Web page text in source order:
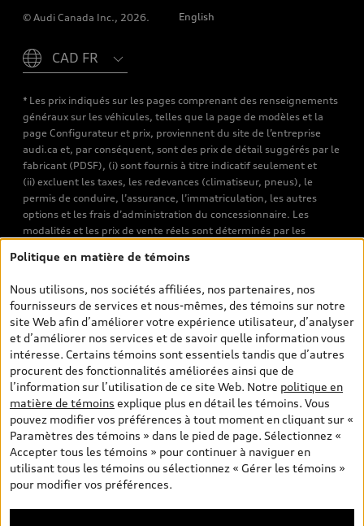
© Audi Canada Inc., 2026.
English
* Les prix indiqués sur les pages comprenant des renseignements
généraux sur les véhicules, telles que la page de modèles et la
page Configurateur et prix, proviennent du site de l’entreprise
audi.ca et, par conséquent, sont des prix de détail suggérés par le
fabricant (PDSF), (i) sont fournis à titre indicatif seulement et
(ii) excluent les taxes, les redevances (climatiseur, pneus), le
permis de conduire, l’assurance, l’immatriculation, les autres
options et les frais d’administration du concessionnaire. Les
modalités et les prix de vente réels sont déterminés par les
véhicules neufs et d’occasion sont les prix de vente établis par les
de transport et d’inspection de prélivraison, les taxes
environnementales (pour les véhicules neufs) et les frais
d’administration des concessionnaires. Toutefois, les taxes de
vente sont exclues. Veuillez noter que les prix de l’estimateur de
versements sont des PDSF s’il a été consulté au moyen de l’onglet
Configurateur et prix (à titre indicatif). Toutefois, s’il a été
consulté à partir des pages de recherche de véhicules neufs et
d’occasion, les prix indiqués sont des prix de vente (prix de vente
réels). Sur les pages de renseignements généraux sur les
véhicules, les modèles sont montrés à titre indicatif seulement,
avec des caractéristiques qui peuvent ne pas être offertes sur les
modèles canadiens. Malgré les efforts déployés pour assurer
l’exactitude de ces renseignements, des erreurs peuvent survenir
et la disponibilité peut changer; veuillez donc visiter votre
Politique en matière de témoins
Nous utilisons, nos sociétés affiliées, nos partenaires, nos
fournisseurs de services et nous-mêmes, des témoins sur notre
site Web afin d’améliorer votre expérience utilisateur, d’analyser
et d’améliorer nos services et de savoir quelle information vous
intéresse. Certains témoins sont essentiels tandis que d’autres
procurent des fonctionnalités améliorées ainsi que de
l’information sur l’utilisation de ce site Web. Notre politique en
matière de témoins explique plus en détail les témoins. Vous
pouvez modifier vos préférences à tout moment en cliquant sur «
Paramètres des témoins » dans le pied de page. Sélectionnez «
Accepter tous les témoins » pour continuer à naviguer en
utilisant tous les témoins ou sélectionnez « Gérer les témoins »
pour modifier vos préférences.